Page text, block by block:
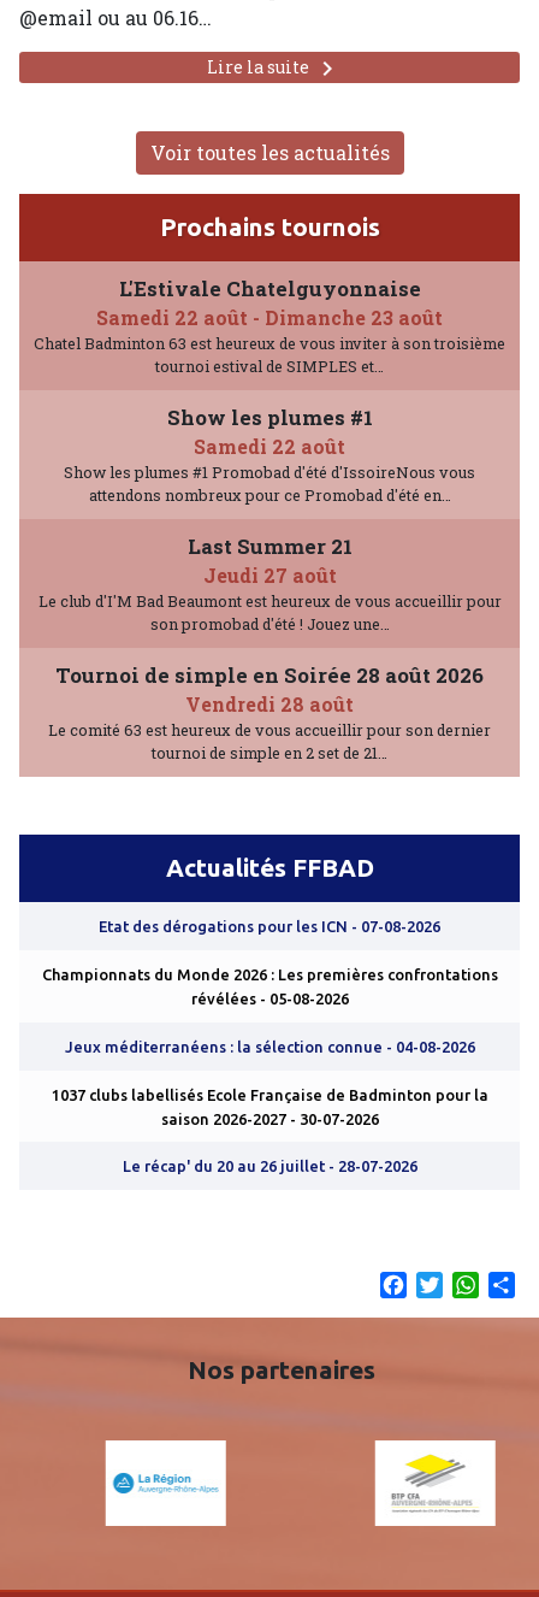
@email ou au 06.16…
Lire la suite keyboard_arrow_right
Voir toutes les actualités
Prochains tournois
L'Estivale Chatelguyonnaise
Samedi 22 août - Dimanche 23 août
Chatel Badminton 63 est heureux de vous inviter à son troisième
tournoi estival de SIMPLES et…
Show les plumes #1
Samedi 22 août
Show les plumes #1 Promobad d'été d'IssoireNous vous
attendons nombreux pour ce Promobad d'été en…
Last Summer 21
Jeudi 27 août
Le club d'I'M Bad Beaumont est heureux de vous accueillir pour
son promobad d'été ! Jouez une…
Tournoi de simple en Soirée 28 août 2026
Vendredi 28 août
Le comité 63 est heureux de vous accueillir pour son dernier
tournoi de simple en 2 set de 21…
Actualités FFBAD
Etat des dérogations pour les ICN - 07-08-2026
Championnats du Monde 2026 : Les premières confrontations
révélées - 05-08-2026
Jeux méditerranéens : la sélection connue - 04-08-2026
1037 clubs labellisés Ecole Française de Badminton pour la
saison 2026-2027 - 30-07-2026
Le récap' du 20 au 26 juillet - 28-07-2026
Facebook
Twitter
Nos partenaires